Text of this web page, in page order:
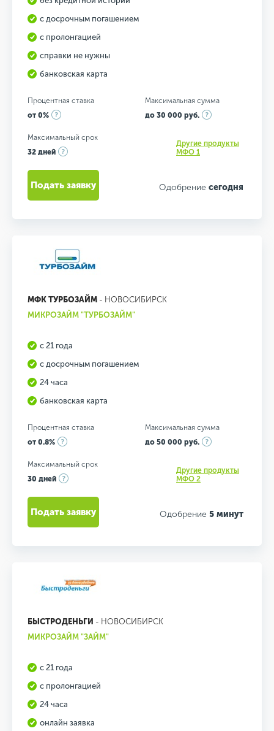
с досрочным погашением
с пролонгацией
справки не нужны
банковская карта
Процентная ставка
от 0%
Максимальная сумма
до 30 000 руб.
Максимальный срок
32 дней
Другие продукты
МФО 1
Одобрение сегодня
Подать заявку
МФК ТУРБОЗАЙМ - НОВОСИБИРСК
МИКРОЗАЙМ "ТУРБОЗАЙМ"
с 21 года
с досрочным погашением
24 часа
банковская карта
Процентная ставка
от 0.8%
Максимальная сумма
до 50 000 руб.
Максимальный срок
30 дней
Другие продукты
МФО 2
Одобрение 5 минут
Подать заявку
БЫСТРОДЕНЬГИ - НОВОСИБИРСК
МИКРОЗАЙМ "ЗАЙМ"
с 21 года
с пролонгацией
24 часа
онлайн заявка